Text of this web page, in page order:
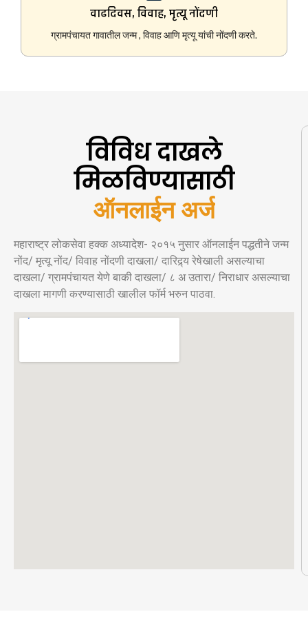
वाढदिवस, विवाह, मृत्यू नोंदणी
ग्रामपंचायत गावातील जन्म , विवाह आणि मृत्यू यांची नोंदणी करते.
विविध दाखले
मिळविण्यासाठी
ऑनलाईन अर्ज
महाराष्ट्र लोकसेवा हक्क अध्यादेश- २०१५ नुसार ऑनलाईन पद्धतीने जन्म
नोंद/ मृत्यू नोंद/ विवाह नोंदणी दाखला/ दारिद्र्य रेषेखाली असल्याचा
दाखला/ ग्रामपंचायत येणे बाकी दाखला/ ८ अ उतारा/ निराधार असल्याचा
दाखला मागणी करण्यासाठी खालील फॉर्म भरुन पाठवा.